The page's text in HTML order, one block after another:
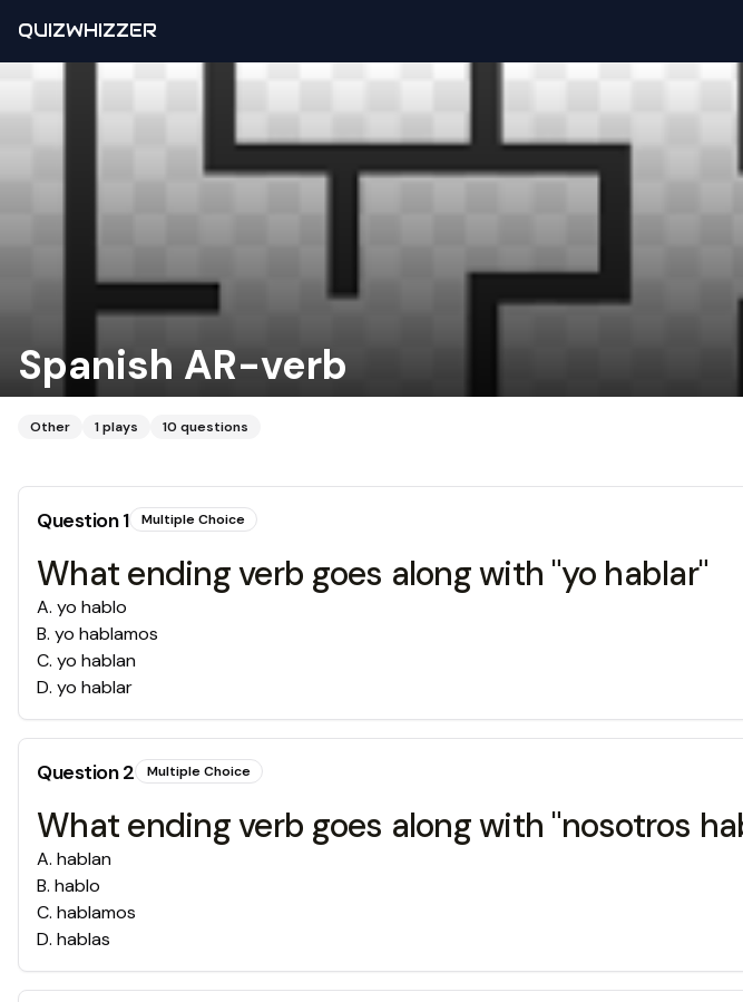
QUIZWHIZZER
Spanish AR-verb
Other 1plays 10 questions
Question1 Multiple Choice
What ending verb goes along with "yo hablar"
A. yo hablo
B. yo hablamos
C. yo hablan
D. yo hablar
Question2 Multiple Choice
What ending verb goes along with "nosotros
A. hablan
B. hablo
C. hablamos
D. hablas